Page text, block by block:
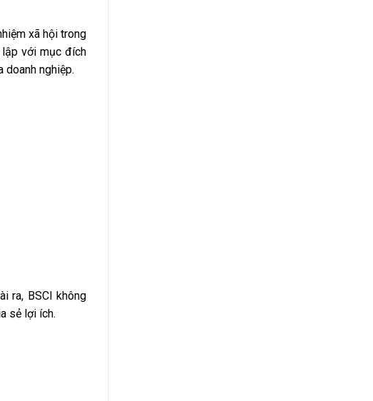
xã hội trong
lập với mục đích
doanh nghiệp.
ra, BSCI không
sẻ lợi ích.